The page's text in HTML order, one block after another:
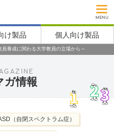
MENU
け製品 個人向け製品
養成に関わる大学教員の立場から～
ガ情報
（自閉スペクトラム症）